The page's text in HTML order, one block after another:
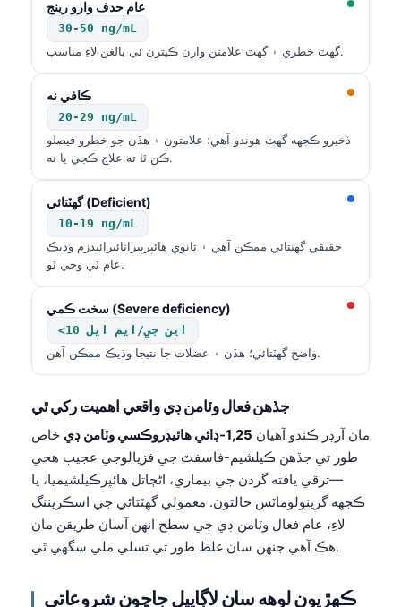
عام حدف وارو رينج
30-50 ng/mL
گهٽ خطري ۽ گهٽ علامتن وارن ڪيترن ئي بالغن لاءِ مناسب.
ڪافي نه
20-29 ng/mL
ذخيرو ڪجهه گهٽ هوندو آهي؛ علامتون ۽ هڏن جو خطرو فيصلو
ڪن ٿا ته علاج ڪجي يا نه.
گهٽتائي (Deficient)
10-19 ng/mL
حقيقي گهٽتائي ممڪن آهي ۽ ثانوي هائپرپيراٿائيرائيڊزم وڌيڪ
عام ٿي وڃي ٿو.
سخت ڪمي (Severe deficiency)
<10 اين جي/ايم ايل
واضح گهٽتائي؛ هڏن ۽ عضلات جا نتيجا وڌيڪ ممڪن آهن.
جڏهن فعال وٽامن ڊي واقعي اهميت رکي ٿي
مان آرڊر ڪندو آهيان 1,25-ڊائي هائيڊروڪسي وٽامن ڊي
خاص
طور تي جڏهن ڪيلشيم-فاسفٽ جي فزيالوجي عجيب هجي
—ترقي يافته گردن جي بيماري، اڻڄاتل هائپرڪيلشيميا، يا
ڪجهه گرينولوماٽس حالتون. معمولي گهٽتائي جي اسڪريننگ
لاءِ، عام فعال وٽامن ڊي جي سطح انهن آسان طريقن مان
هڪ آهي جنهن سان غلط طور تي تسلي ملي سگهي ٿي.
ڪهڙيون لوهه سان لاڳاپيل جاچون شروعاتي